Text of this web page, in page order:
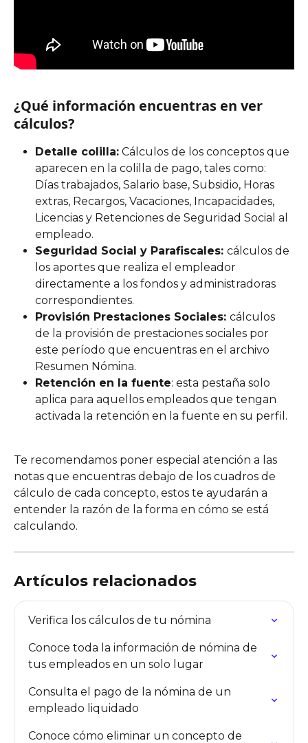
¿Qué información encuentras en ver
cálculos?
Detalle colilla: Cálculos de los conceptos que
aparecen en la colilla de pago, tales como:
Días trabajados, Salario base, Subsidio, Horas
extras, Recargos, Vacaciones, Incapacidades,
Licencias y Retenciones de Seguridad Social al
empleado.
Seguridad Social y Parafiscales: cálculos de
los aportes que realiza el empleador
directamente a los fondos y administradoras
correspondientes.
Provisión Prestaciones Sociales: cálculos
de la provisión de prestaciones sociales por
este período que encuentras en el archivo
Resumen Nómina.
Retención en la fuente: esta pestaña solo
aplica para aquellos empleados que tengan
activada la retención en la fuente en su perfil.
Te recomendamos poner especial atención a las
notas que encuentras debajo de los cuadros de
cálculo de cada concepto, estos te ayudarán a
entender la razón de la forma en cómo se está
calculando.
Artículos relacionados
Verifica los cálculos de tu nómina
Conoce toda la información de nómina de
tus empleados en un solo lugar
Consulta el pago de la nómina de un
empleado liquidado
Conoce cómo eliminar un concepto de